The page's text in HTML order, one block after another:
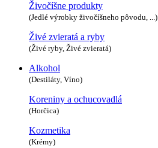
Živočíšne produkty
(Jedlé výrobky živočíšneho pôvodu, ...)
Živé zvieratá a ryby
(Živé ryby, Živé zvieratá)
Alkohol
(Destiláty, Víno)
Koreniny a ochucovadlá
(Horčica)
Kozmetika
(Krémy)